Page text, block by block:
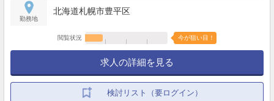
勤務地
北海道札幌市豊平区
閲覧状況 今が狙い目！
求人の詳細を見る
検討リスト（要ログイン）